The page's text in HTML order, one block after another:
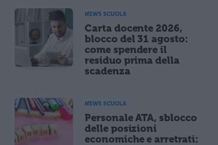
NEWS SCUOLA
Carta docente 2026,
blocco del 31 agosto:
come spendere il
residuo prima della
scadenza
NEWS SCUOLA
Personale ATA, sblocco
delle posizioni
economiche e arretrati: